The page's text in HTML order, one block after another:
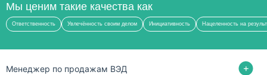
Мы ценим такие качества как
Ответственность Увлечённость своим делом Инициативность Нацеленность на
Менеджер по продажам ВЭД